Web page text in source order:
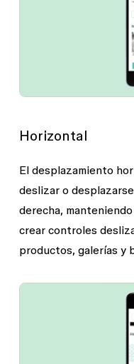
Horizontal
El desplazamiento
deslizar o
derecha,
crear controles
productos, galerías y